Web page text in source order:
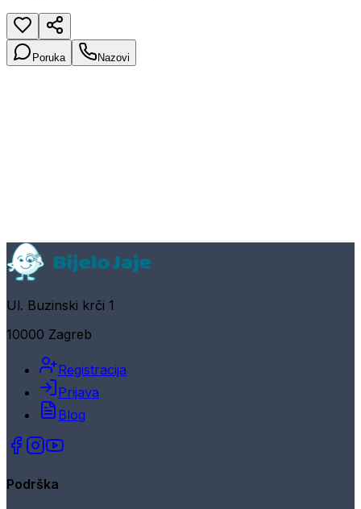
Poruka Nazovi
Ul. Buzinski krči 1
10000 Zagreb
Registracija
Prijava
Blog
Podrška